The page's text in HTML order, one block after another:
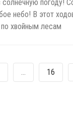
погоду!
небо! В этот
хвойным лесам
… 16